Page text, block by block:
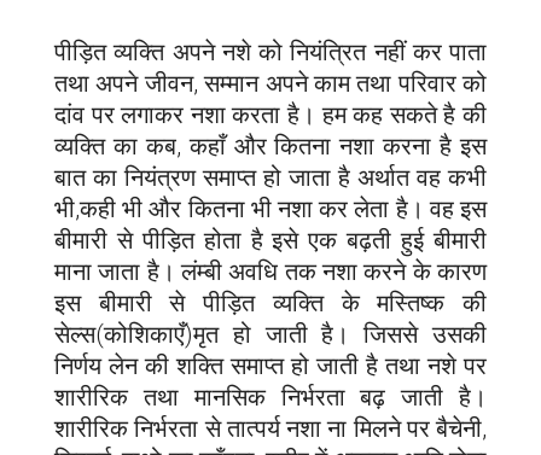
पीड़ित व्यक्ति अपने नशे को नियंत्रित नहीं कर पाता
तथा अपने जीवन, सम्मान अपने काम तथा परिवार को
दांव पर लगाकर नशा करता है। हम कह सकते है की
व्यक्ति का कब, कहाँ और कितना नशा करना है इस
बात का नियंत्रण समाप्त हो जाता है अर्थात वह कभी
भी,कही भी और कितना भी नशा कर लेता है। वह इस
बीमारी से पीड़ित होता है इसे एक बढ़ती हुई बीमारी
माना जाता है। लंम्बी अवधि तक नशा करने के कारण
इस बीमारी से पीड़ित व्यक्ति के मस्तिष्क की
सेल्स(कोशिकाएँ)मृत हो जाती है। जिससे उसकी
निर्णय लेन की शक्ति समाप्त हो जाती है तथा नशे पर
शारीरिक तथा मानसिक निर्भरता बढ़ जाती है।
शारीरिक निर्भरता से तात्पर्य नशा ना मिलने पर बैचेनी,